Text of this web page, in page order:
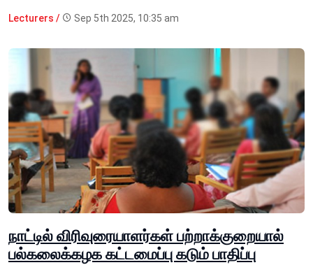
Lecturers / Sep 5th 2025, 10:35 am
நாட்டில் விரி­வு­ரை­யா­ளர்கள் பற்றாக்குறையால்
பல்கலைக்கழக கட்டமைப்பு கடும் பாதிப்பு